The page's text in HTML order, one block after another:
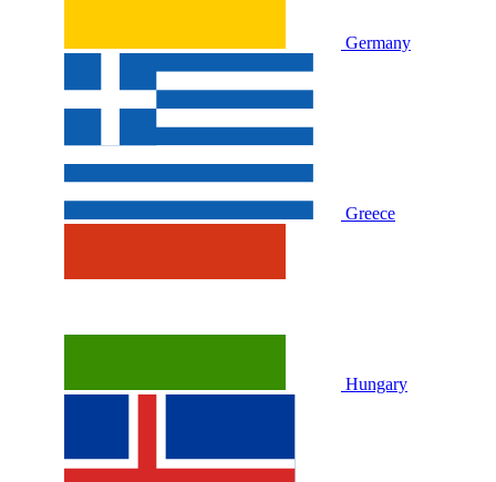
Germany
Greece
Hungary